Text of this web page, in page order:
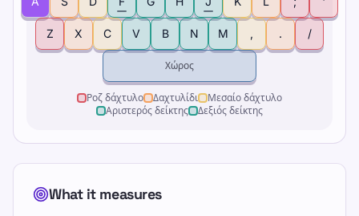
Z X C V B N M , . /
Χώρος
Ροζ δάχτυλο Δαχτυλίδι
Μεσαίο δάχτυλο
Αριστερός δείκτης
Δεξιός δείκτης
What it measures